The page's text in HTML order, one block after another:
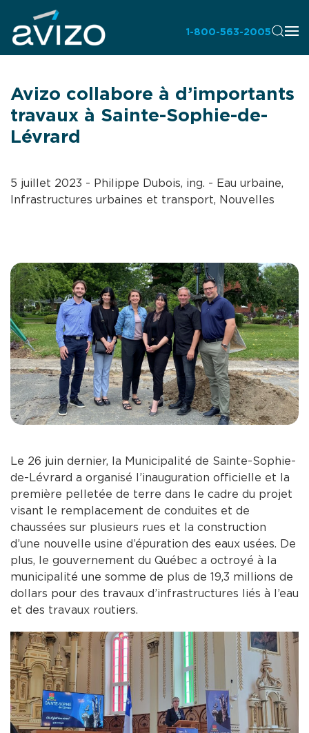
1-800-563-2005
Avizo collabore à d’importants
travaux à Sainte-Sophie-de-
Lévrard
5 juillet 2023 - Philippe Dubois, ing. - Eau urbaine,
Infrastructures urbaines et transport, Nouvelles
Le 26 juin dernier, la Municipalité de Sainte-Sophie-
de-Lévrard a organisé l’inauguration officielle et la
première pelletée de terre dans le cadre du projet
visant le remplacement de conduites et de
chaussées sur plusieurs rues et la construction
d’une nouvelle usine d’épuration des eaux usées. De
plus, le gouvernement du Québec a octroyé à la
municipalité une somme de plus de 19,3 millions de
dollars pour des travaux d’infrastructures liés à l’eau
et des travaux routiers.